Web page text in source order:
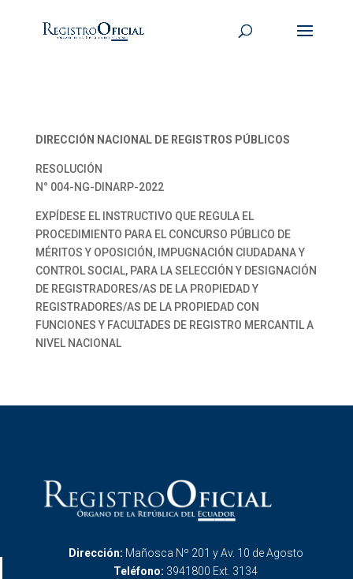
DIRECCIÓN NACIONAL DE REGISTROS PÚBLICOS
RESOLUCIÓN
N° 004-NG-DINARP-2022
EXPÍDESE EL INSTRUCTIVO QUE REGULA EL
PROCEDIMIENTO PARA EL CONCURSO PÚBLICO DE
MÉRITOS Y OPOSICIÓN, IMPUGNACIÓN CIUDADANA Y
CONTROL SOCIAL, PARA LA SELECCIÓN Y DESIGNACIÓN
DE REGISTRADORES/AS DE LA PROPIEDAD Y
REGISTRADORES/AS DE LA PROPIEDAD CON
FUNCIONES Y FACULTADES DE REGISTRO MERCANTIL A
NIVEL NACIONAL
Dirección: Mañosca Nº 201 y Av. 10 de Agosto
Teléfono: 3941800 Ext. 3134